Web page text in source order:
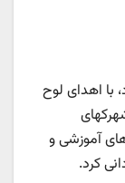
با اهدای لوح
آموزشی و
کرد.